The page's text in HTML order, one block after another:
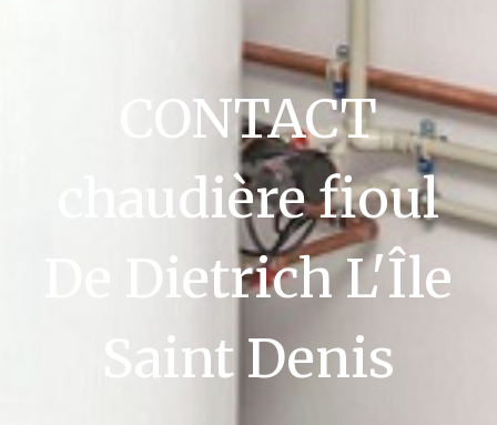
CONTACT
chaudière fioul
De Dietrich L'Île
Saint Denis